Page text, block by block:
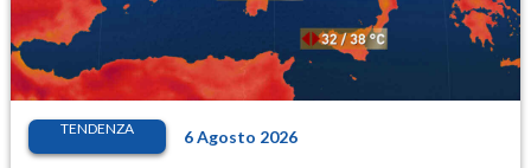
TENDENZA 6 Agosto 2026